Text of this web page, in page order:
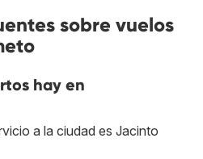
sobre vuelos
hay en
a la ciudad es Jacinto